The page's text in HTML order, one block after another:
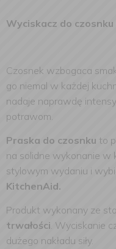
Wyciskacz do
Czosnek wzbogaca
go niemal w każdej
nadaje naprawdę
potrawom.
Praska do czosnku to
na solidne wykonanie w
stylowym wydaniu i
KitchenAid.
Produkt wykonany ze
trwałości. Wyciskanie
dużego nakładu siły.